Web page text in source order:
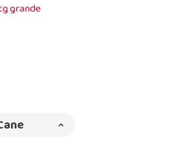
grande